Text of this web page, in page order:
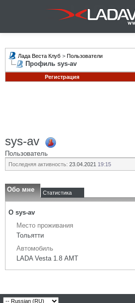
Лада Веста Клуб > Пользователи
Профиль sys-av
Регистрация
sys-av
Пользователь
Последняя активность: 23.04.2021 19:15
Обо мне Статистика
О sys-av
Место проживания
Тольятти
Автомобиль
LADA Vesta 1.8 АМТ